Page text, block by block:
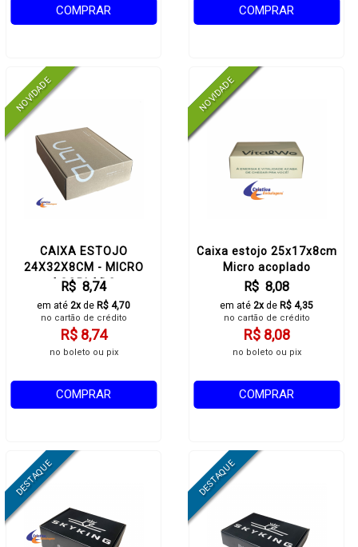
COMPRAR COMPRAR
CAIXA ESTOJO
24X32X8CM - MICRO
ACOPLADO
R$ 8,74
em até 2xde R$ 4,70
no cartão de crédito
R$ 8,74
no boleto ou pix
COMPRAR
Caixa estojo 25x17x8cm
Micro acoplado
R$ 8,08
em até 2xde R$ 4,35
no cartão de crédito
R$ 8,08
no boleto ou pix
COMPRAR